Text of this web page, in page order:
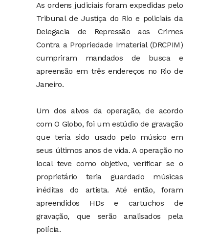
As ordens judiciais foram expedidas pelo
Tribunal de Justiça do Rio e policiais da
Delegacia de Repressão aos Crimes
Contra a Propriedade Imaterial (DRCPIM)
cumpriram mandados de busca e
apreensão em três endereços no Rio de
Janeiro.
Um dos alvos da operação, de acordo
com O Globo, foi um estúdio de gravação
que teria sido usado pelo músico em
seus últimos anos de vida. A operação no
local teve como objetivo, verificar se o
proprietário teria guardado músicas
inéditas do artista. Até então, foram
apreendidos HDs e cartuchos de
gravação, que serão analisados pela
polícia.